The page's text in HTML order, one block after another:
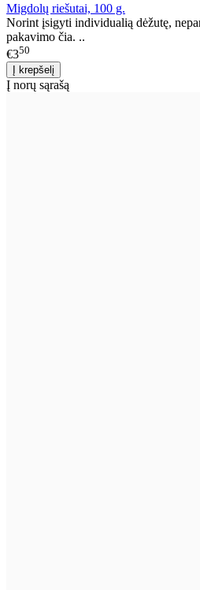
Migdolų riešutai, 100 g.
Norint įsigyti individualią dėžutę,
pakavimo čia. ..
€350
Į norų sąrašą